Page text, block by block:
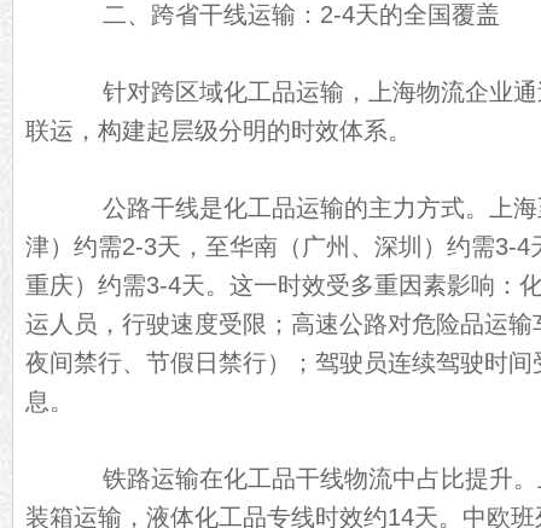
二、跨省干线运输：2-4天的全国覆盖
针对跨区域化工品运输，上海物流企业通
联运，构建起层级分明的时效体系。
公路干线是化工品运输的主力方式。上海
津）约需2-3天，至华南（广州、深圳）约需3-4
重庆）约需3-4天。这一时效受多重因素影响：
运人员，行驶速度受限；高速公路对危险品运
夜间禁行、节假日禁行）；驾驶员连续驾驶时
息。
铁路运输在化工品干线物流中占比提升。
装箱运输，液体化工品专线时效约14天。中欧